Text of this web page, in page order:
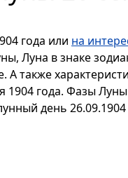
года или на
Луна в знаке
А также
1904 года. Фазы
день